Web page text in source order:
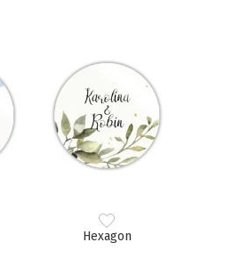
Hexagon